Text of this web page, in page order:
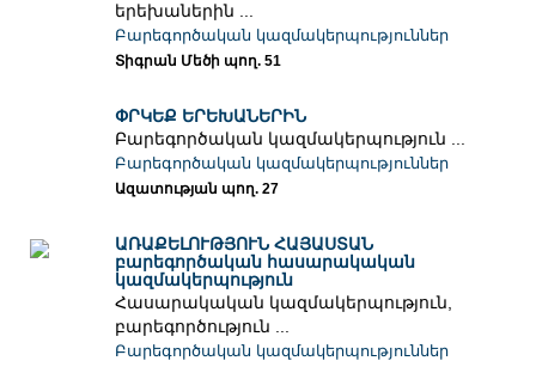
երեխաներին ...
Բարեգործական կազմակերպություններ
Տիգրան Մեծի պող. 51
ՓՐԿԵՔ ԵՐԵԽԱՆԵՐԻՆ
Բարեգործական կազմակերպություն ...
Բարեգործական կազմակերպություններ
Ազատության պող. 27
ԱՌԱՔԵԼՈՒԹՅՈՒՆ ՀԱՅԱՍՏԱՆ
բարեգործական հասարակական
կազմակերպություն
Հասարակական կազմակերպություն,
բարեգործություն ...
Բարեգործական կազմակերպություններ